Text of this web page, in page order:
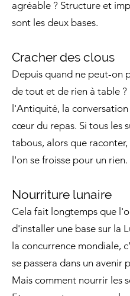
agréable ? Structure et
sont les deux bases.
Cracher des clous
Depuis quand ne peut-on
de tout et de rien à table ?
l'Antiquité, la conversation
cœur du repas. Si tous les
tabous, alors que
l'on se froisse pour un rien.
Nourriture lunaire
Cela fait longtemps que
d'installer une base sur la
la concurrence mondiale,
se passera dans un avenir
Mais comment nourrir les